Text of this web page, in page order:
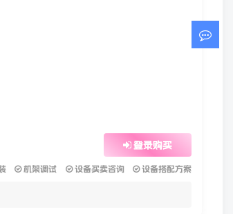
登录购买
机架调试 设备买卖咨询 设备搭配方案